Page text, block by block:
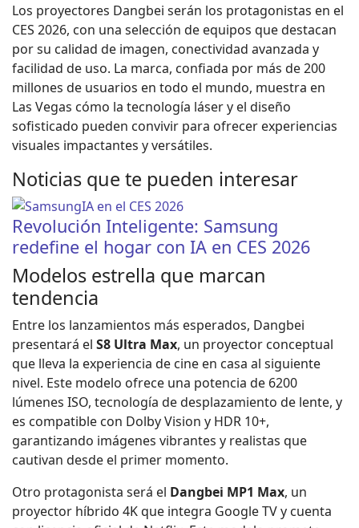
Los proyectores Dangbei serán los protagonistas en el
CES 2026, con una selección de equipos que destacan
por su calidad de imagen, conectividad avanzada y
facilidad de uso. La marca, confiada por más de 200
millones de usuarios en todo el mundo, muestra en
Las Vegas cómo la tecnología láser y el diseño
sofisticado pueden convivir para ofrecer experiencias
visuales impactantes y versátiles.
Noticias que te pueden interesar
Revolución Inteligente: Samsung
redefine el hogar con IA en CES 2026
Modelos estrella que marcan
tendencia
Entre los lanzamientos más esperados, Dangbei
presentará el S8 Ultra Max, un proyector conceptual
que lleva la experiencia de cine en casa al siguiente
nivel. Este modelo ofrece una potencia de 6200
lúmenes ISO, tecnología de desplazamiento de lente, y
es compatible con Dolby Vision y HDR 10+,
garantizando imágenes vibrantes y realistas que
cautivan desde el primer momento.
Otro protagonista será el Dangbei MP1 Max, un
proyector híbrido 4K que integra Google TV y cuenta